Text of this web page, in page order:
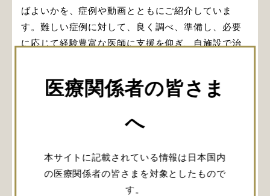
医療関係者の皆さま
へ
本サイトに記載されている情報は日本国内
の医療関係者の皆さまを対象としたもので
す。
ばよいかを、症例や動画とともにご紹介していま
す。難しい症例に対して、良く調べ、準備し、必要
に応じて経験豊富な医師に支援を仰ぎ、自施設で治
ひ、ご参考にしてください。
会員登録